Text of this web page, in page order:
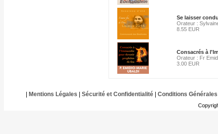
Se laisser
Orateur :
8.55 EUR
Consacrés à
Orateur : Fr
3.00 EUR
Mentions Légales Sécurité et Confidentialité| Conditions Générales